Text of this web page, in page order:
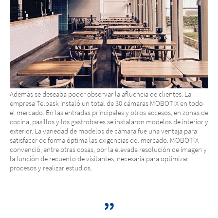
Además se deseaba poder observar la afluencia de clientes. La
empresa Telbask instaló un total de 30 cámaras MOBOTIX en todo
el mercado. En las entradas principales y otros accesos, en zonas de
cocina, pasillos y los gastrobares se instalaron modelos de interior y
exterior. La variedad de modelos de cámara fue una ventaja para
satisfacer de forma óptima las exigencias del mercado. MOBOTIX
convenció, entre otras cosas, por la elevada resolución de imagen y
la función de recuento de visitantes, necesaria para optimizar
procesos y realizar estudios.